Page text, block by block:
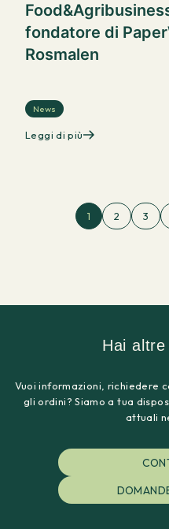
fondatore di
Rosmalen
News
Leggi di più
1 2 3
Hai
Vuoi informazioni, richiedere
gli ordini? Siamo a tua
attuali